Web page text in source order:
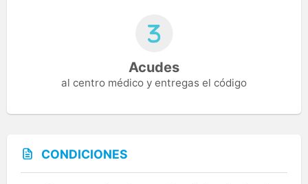
Acudes
al centro médico y entregas el código
CONDICIONES